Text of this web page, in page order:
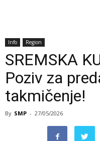
Info Region
SREMSKA
Poziv za
takmičenje!
By SMP - 27/05/2026